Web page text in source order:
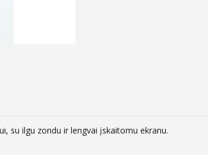
su ilgu zondu ir lengvai įskaitomu ekranu.